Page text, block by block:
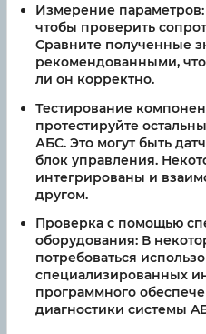
Измерение параметров:
чтобы проверить
Сравните полученные
рекомендованными,
ли он корректно.
Тестирование
протестируйте
АБС. Это могут быть
блок управления.
интегрированы и
другом.
Проверка с помощью
оборудования: В
потребоваться
специализированных
программного
диагностики системы